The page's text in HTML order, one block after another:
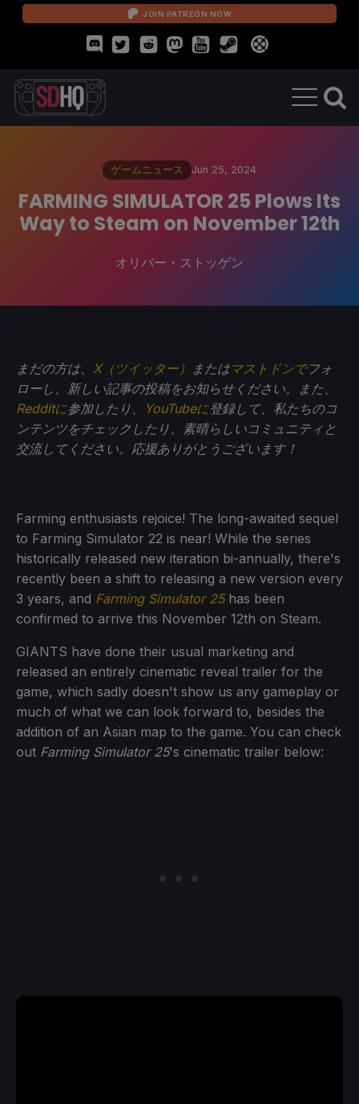
JOIN PATREON NOW
ゲームニュース Jun 25, 2024
FARMING SIMULATOR 25 Plows Its
Way to Steam on November 12th
オリバー・ストッゲン
まだの方は、 X（ツイッター） またはマストドンでフォ
ローし、新しい記事の投稿をお知らせください。また、
Redditに参加したり、 YouTubeに登録して、私たちのコ
ンテンツをチェックしたり、素晴らしいコミュニティと
交流してください。応援ありがとうございます！
Farming enthusiasts rejoice! The long-awaited sequel
to Farming Simulator 22 is near! While the series
historically released new iteration bi-annually, there's
recently been a shift to releasing a new version every
3 years, and Farming Simulator 25has been
confirmed to arrive this November 12th on Steam.
GIANTS have done their usual marketing and
released an entirely cinematic reveal trailer for the
game, which sadly doesn't show us any gameplay or
much of what we can look forward to, besides the
addition of an Asian map to the game. You can check
out Farming Simulator 25's cinematic trailer below: